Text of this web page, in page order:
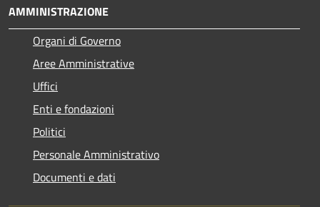
AMMINISTRAZIONE
Organi di Governo
Aree Amministrative
Uffici
Enti e fondazioni
Politici
Personale Amministrativo
Documenti e dati